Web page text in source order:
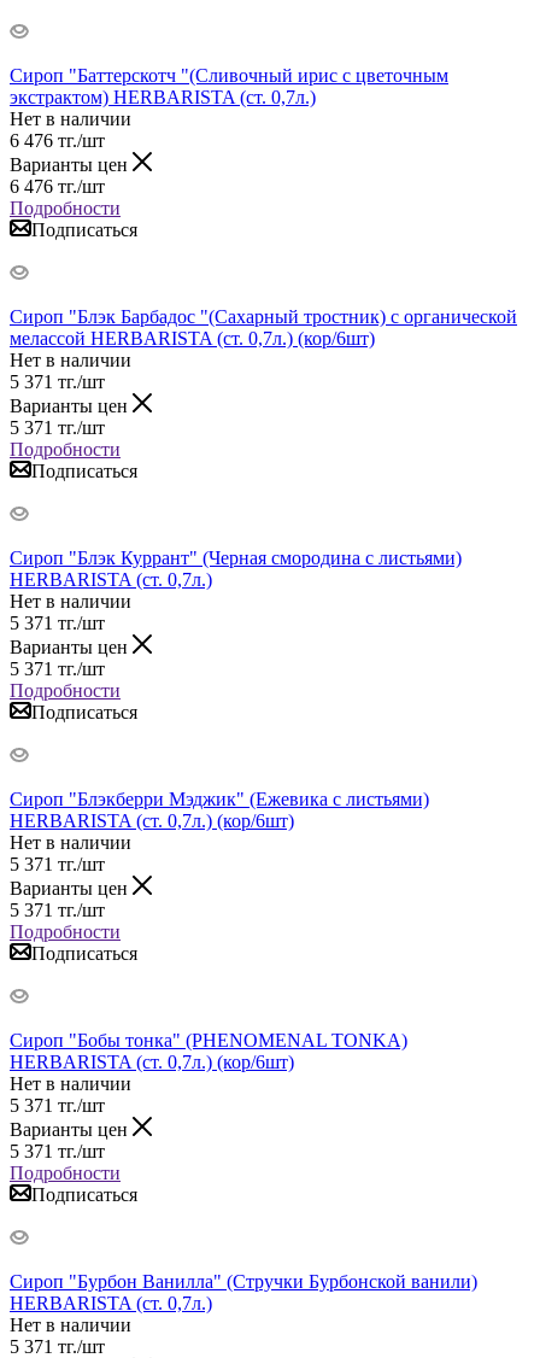
Сироп "Баттерскотч "(Сливочный ирис с цветочным
экстрактом) HERBARISTA (ст. 0,7л.)
Нет в наличии
6 476 тг./шт
Варианты цен
6 476 тг./шт
Подробности
Подписаться
Сироп "Блэк Барбадос "(Сахарный тростник) с органической
мелассой HERBARISTA (ст. 0,7л.) (кор/6шт)
Нет в наличии
5 371 тг./шт
Варианты цен
5 371 тг./шт
Подробности
Подписаться
Сироп "Блэк Куррант" (Черная смородина с листьями)
HERBARISTA (ст. 0,7л.)
Нет в наличии
5 371 тг./шт
Варианты цен
5 371 тг./шт
Подробности
Подписаться
Сироп "Блэкберри Мэджик" (Ежевика с листьями)
HERBARISTA (ст. 0,7л.) (кор/6шт)
Нет в наличии
5 371 тг./шт
Варианты цен
5 371 тг./шт
Подробности
Подписаться
Сироп "Бобы тонка" (PHENOMENAL TONKA)
HERBARISTA (ст. 0,7л.) (кор/6шт)
Нет в наличии
5 371 тг./шт
Варианты цен
5 371 тг./шт
Подробности
Подписаться
Сироп "Бурбон Ванилла" (Стручки Бурбонской ванили)
HERBARISTA (ст. 0,7л.)
Нет в наличии
5 371 тг./шт